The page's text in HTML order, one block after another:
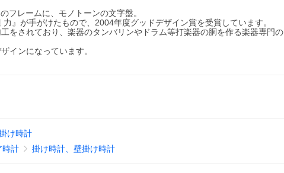
レームに、モノトーンの文字盤。
』が手がけたもので、2004年度グッドデザイン賞を受賞しています。
をされており、楽器のタンバリンやドラム等打楽器の胴を作る楽器専門の
インになっています。
け時計
時計 掛け時計、壁掛け時計